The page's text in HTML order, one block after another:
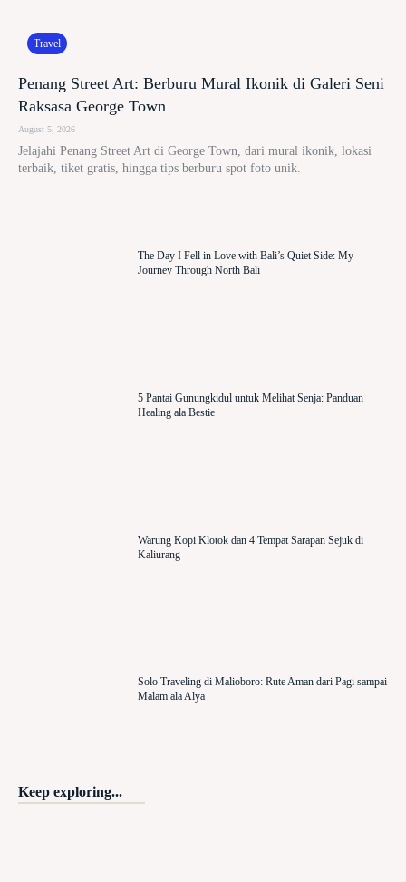
Travel
Penang Street Art: Berburu Mural Ikonik di Galeri Seni
Raksasa George Town
August 5, 2026
Jelajahi Penang Street Art di George Town, dari mural ikonik, lokasi
terbaik, tiket gratis, hingga tips berburu spot foto unik.
The Day I Fell in Love with Bali’s Quiet Side: My
Journey Through North Bali
5 Pantai Gunungkidul untuk Melihat Senja: Panduan
Healing ala Bestie
Warung Kopi Klotok dan 4 Tempat Sarapan Sejuk di
Kaliurang
Solo Traveling di Malioboro: Rute Aman dari Pagi sampai
Malam ala Alya
Keep exploring...